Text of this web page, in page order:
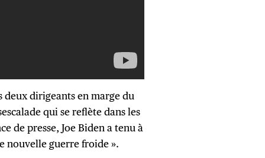
dirigeants en marge du
qui se reflète dans les
de presse, Joe Biden a tenu à
nouvelle guerre froide ».